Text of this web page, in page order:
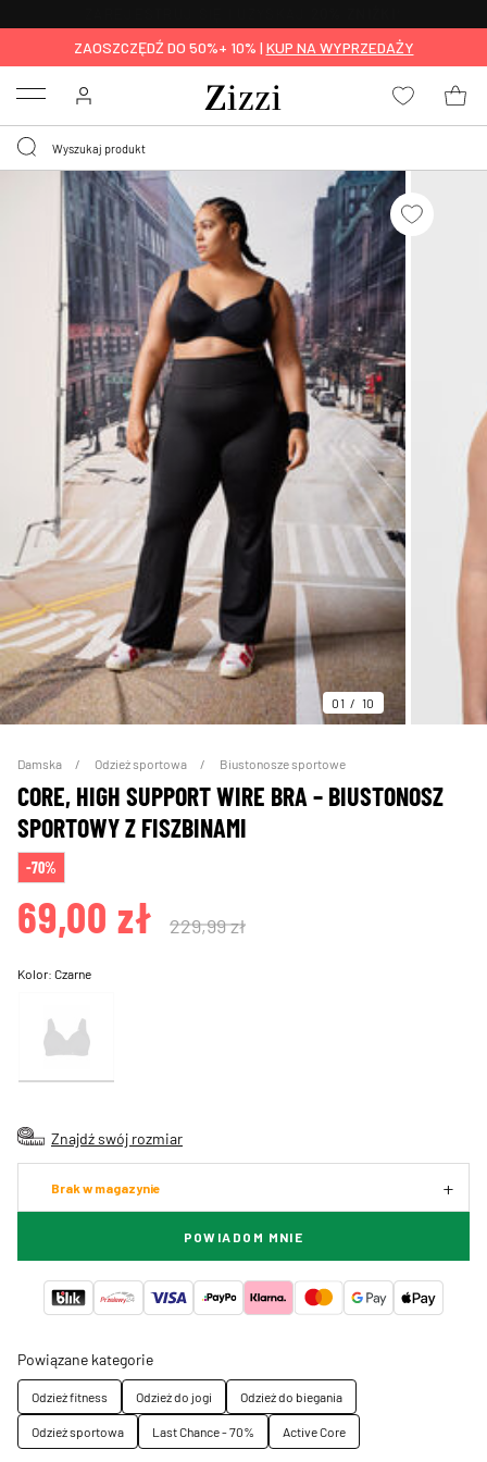
ZAOSZCZĘDŹ DO 50%+ 10% | KUP NA WYPRZEDAŻY
Menu
01 10
Damska Odzież sportowa Biustonosze sportowe
CORE, HIGH SUPPORT WIRE BRA – BIUSTONOSZ
SPORTOWY Z FISZBINAMI
-70%
69,00 zł 229,99 zł
Kolor:Czarne
Znajdź swój rozmiar
Brak w magazynie
POWIADOM MNIE
Powiązane kategorie
Odzież fitness Odzież do jogi
Odzież do biegania
Odzież sportowa
Last Chance - 70% Active Core